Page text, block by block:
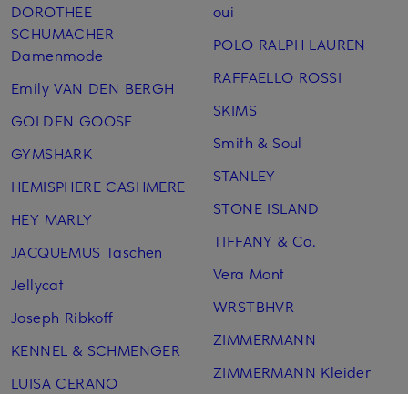
DOROTHEE
SCHUMACHER
Damenmode
Emily VAN DEN BERGH
GOLDEN GOOSE
GYMSHARK
HEMISPHERE CASHMERE
HEY MARLY
JACQUEMUS Taschen
Jellycat
Joseph Ribkoff
KENNEL & SCHMENGER
LUISA CERANO
oui
POLO RALPH LAUREN
RAFFAELLO ROSSI
SKIMS
Smith & Soul
STANLEY
STONE ISLAND
TIFFANY & Co.
Vera Mont
WRSTBHVR
ZIMMERMANN
ZIMMERMANN Kleider